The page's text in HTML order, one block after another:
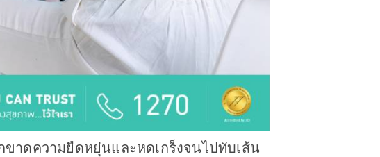
ขาดความยืดหยุ่นและหดเกร็งจนไปทับเส้น